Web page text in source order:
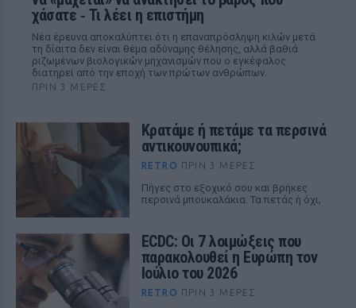
χάσατε ‑ Τι λέει η επιστήμη
Νέα έρευνα αποκαλύπτει ότι η επαναπρόσληψη κιλών μετά
τη δίαιτα δεν είναι θέμα αδύναμης θέλησης, αλλά βαθιά
ριζωμένων βιολογικών μηχανισμών που ο εγκέφαλος
διατηρεί από την εποχή των πρώτων ανθρώπων.
ΠΡΙΝ 3 ΜΈΡΕΣ
Κρατάμε ή πετάμε τα περσινά
αντικουνουπικά;
RETRO ΠΡΙΝ 3 ΜΈΡΕΣ
Πήγες στο εξοχικό σου και βρήκες
περσινά μπουκαλάκια. Τα πετάς ή όχι;
ECDC: Οι 7 λοιμώξεις που
παρακολουθεί η Ευρώπη τον
Ιούλιο του 2026
RETRO ΠΡΙΝ 3 ΜΈΡΕΣ